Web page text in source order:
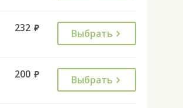
232 руб. Выбрать
200 руб. Выбрать